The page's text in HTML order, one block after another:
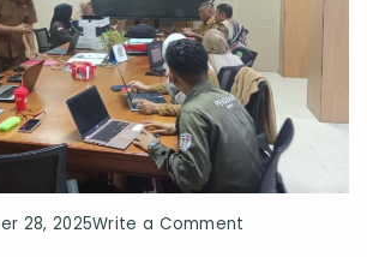
28, 2025Write a Comment